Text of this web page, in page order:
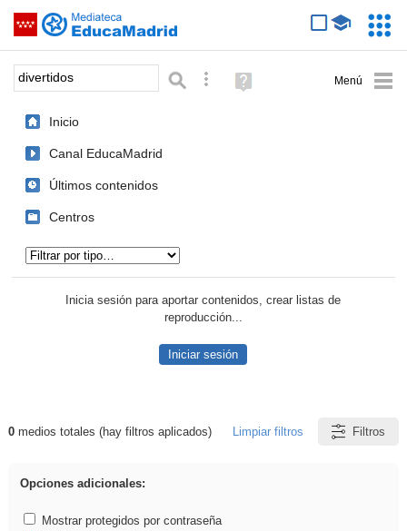
Saltar navegación
Palabra o frase: Búsqueda avanzada
Ayuda
(en
Inicio
Canal EducaMadrid
Últimos contenidos
Centros
Inicia sesión para aportar contenidos, crear listas de
reproducción...
Iniciar sesión
Resultados de: divertidos
0medios totales (hay filtros aplicados) Limpiar filtros Filtros
Opciones adicionales:
Mostrar protegidos por contraseña